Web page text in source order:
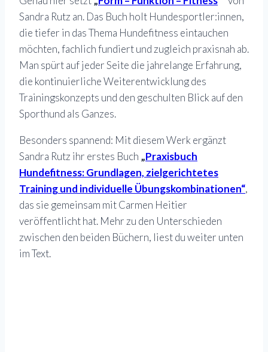
Sandra Rutz an. Das Buch holt Hundesportler:innen,
die tiefer in das Thema Hundefitness eintauchen
möchten, fachlich fundiert und zugleich praxisnah ab.
Man spürt auf jeder Seite die jahrelange Erfahrung,
die kontinuierliche Weiterentwicklung des
Trainingskonzepts und den geschulten Blick auf den
Sporthund als Ganzes.
Besonders spannend: Mit diesem Werk ergänzt
Sandra Rutz ihr erstes Buch „Praxisbuch
Hundefitness: Grundlagen, zielgerichtetes
Training und individuelle Übungskombinationen“,
das sie gemeinsam mit Carmen Heitier
veröffentlicht hat. Mehr zu den Unterschieden
zwischen den beiden Büchern, liest du weiter unten
im Text.